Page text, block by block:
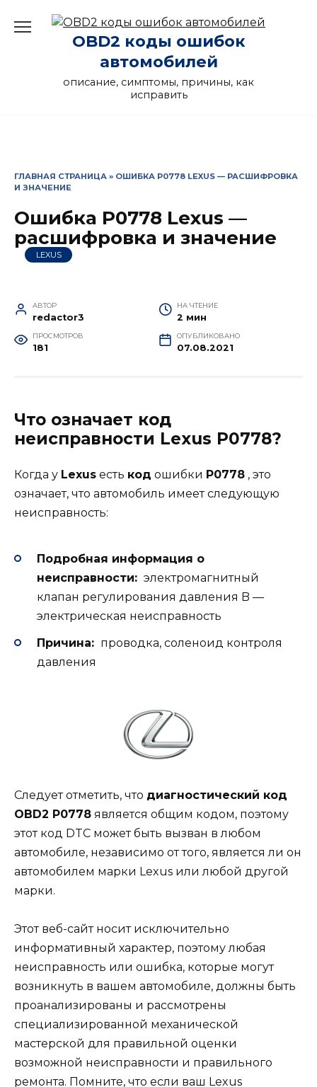
содержаниюOBD2 коды ошибок
автомобилей
описание, симптомы, причины, как
исправить
ГЛАВНАЯ СТРАНИЦА » ОШИБКА P0778 LEXUS — РАСШИФРОВКА
И ЗНАЧЕНИЕ
Ошибка P0778 Lexus —
расшифровка и значение
LEXUS
АВТОР
redactor3
НА ЧТЕНИЕ
2 мин
ПРОСМОТРОВ
181
ОПУБЛИКОВАНО
07.08.2021
Что означает код
неисправности Lexus P0778?
Когда у Lexus есть код ошибки P0778 , это
означает, что автомобиль имеет следующую
неисправность:
Подробная информация о
неисправности: электромагнитный
клапан регулирования давления B —
электрическая неисправность
Причина: проводка, соленоид контроля
давления
Следует отметить, что диагностический код
OBD2 P0778 является общим кодом, поэтому
этот код DTC может быть вызван в любом
автомобиле, независимо от того, является ли он
автомобилем марки Lexus или любой другой
марки.
Этот веб-сайт носит исключительно
информативный характер, поэтому любая
неисправность или ошибка, которые могут
возникнуть в вашем автомобиле, должны быть
проанализированы и рассмотрены
специализированной механической
мастерской для правильной оценки
возможной неисправности и правильного
ремонта. Помните, что если ваш Lexus